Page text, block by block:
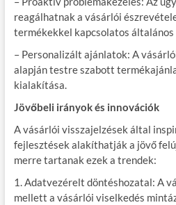
reagálhatnak a vásárlói
termékekkel kapcsolatos
– Personalizált ajánlatok: A
alapján testre szabott
kialakítása.
Jövőbeli irányok és innovációk
A vásárlói visszajelzések által
fejlesztések alakíthatják a jövő
merre tartanak ezek a trendek:
1. Adatvezérelt döntéshozatal: A
mellett a vásárlói viselkedés